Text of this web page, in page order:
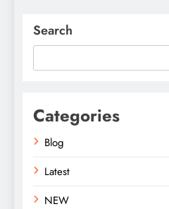
Search
Categories
Blog
Latest
NEW